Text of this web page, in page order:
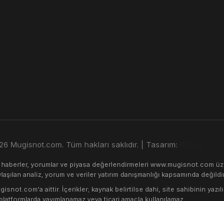
Mugisnot.com. Tüm hakları saklıdır. | Tasarım:
yorumlar ve piyasa değerlendirmeleri www.mugisnot.com
analiz, yorum ve veriler yatırım danışmanlığı kapsamında
aittir. İçerikler; kaynak belirtilse dahi, site sahibinin
platformlarda yayımlanamaz veya ticari amaçla kullanılamaz.